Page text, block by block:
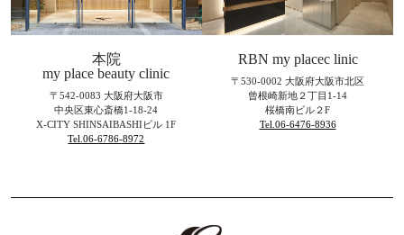
本院
my place beauty clinic
〒542-0083 大阪府大阪市
中央区東心斎橋1-18-24
X-CITY SHINSAIBASHIビル 1F
Tel.06-6786-8972
RBN my placec linic
〒530-0002 大阪府大阪市北区
曾根崎新地２丁目1-14
桜橋南ビル２F
Tel.06-6476-8936